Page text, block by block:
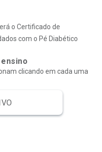
o Certificado de
com o Pé Diabético
clicando em cada uma